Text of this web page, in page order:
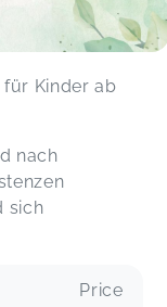
Kinder ab
nach
sich
Price